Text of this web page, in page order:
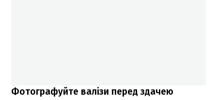
Фотографуйте валізи перед здачею